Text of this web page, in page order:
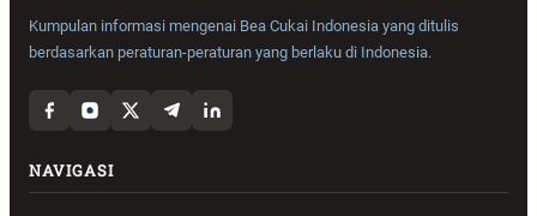
Kumpulan informasi mengenai Bea Cukai Indonesia yang ditulis
berdasarkan peraturan-peraturan yang berlaku di Indonesia.
NAVIGASI